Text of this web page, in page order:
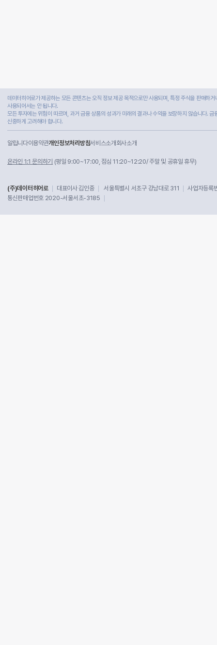
데이터히어로가 제공하는 모든 콘텐츠는 오직 정보 제공 목적으로만 사용되며, 특정 주식을 판매하
사용되어서는 안 됩니다.
모든 투자에는 위험이 따르며, 과거 금융 상품의 성과가 미래의 결과나 수익을 보장하지 않습니다.
신중하게 고려해야 합니다.
알립니다이용약관개인정보처리방침서비스소개 회사소개
온라인 1:1 문의하기 (평일 9:00~17:00, 점심 11:20~12:20/ 주말 및 공휴일 휴무)
(주)데이터히어로 대표이사 김인중 서울특별시 서초구 강남대로 311
사업자등
통신판매업번호 2020-서울서초-3185